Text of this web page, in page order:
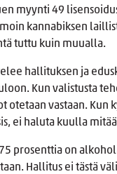
myynti 49
kannabiksen
tuttu kuin muualla.
hallituksen ja
Kun valistusta
otetaan vastaan. Kun
ei haluta kuulla
75 prosenttia on
Hallitus ei tästä